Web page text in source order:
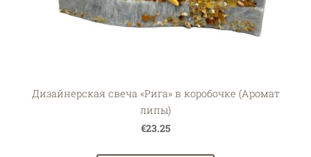
Дизайнерская свеча «Рига» в коробочке (Аромат
липы)
€23.25